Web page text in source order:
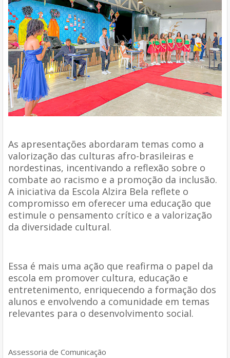
As apresentações abordaram temas como a
valorização das culturas afro-brasileiras e
nordestinas, incentivando a reflexão sobre o
combate ao racismo e a promoção da inclusão.
A iniciativa da Escola Alzira Bela reflete o
compromisso em oferecer uma educação que
estimule o pensamento crítico e a valorização
da diversidade cultural.
Essa é mais uma ação que reafirma o papel da
escola em promover cultura, educação e
entretenimento, enriquecendo a formação dos
alunos e envolvendo a comunidade em temas
relevantes para o desenvolvimento social.
Assessoria de Comunicação